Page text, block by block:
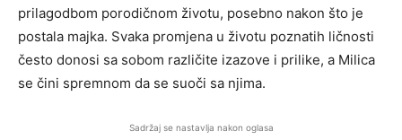
prilagodbom porodičnom životu, posebno nakon što je
postala majka. Svaka promjena u životu poznatih ličnosti
često donosi sa sobom različite izazove i prilike, a Milica
se čini spremnom da se suoči sa njima.
Sadržaj se nastavlja nakon oglasa